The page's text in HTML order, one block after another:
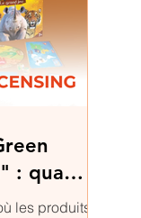
: quand
les produits